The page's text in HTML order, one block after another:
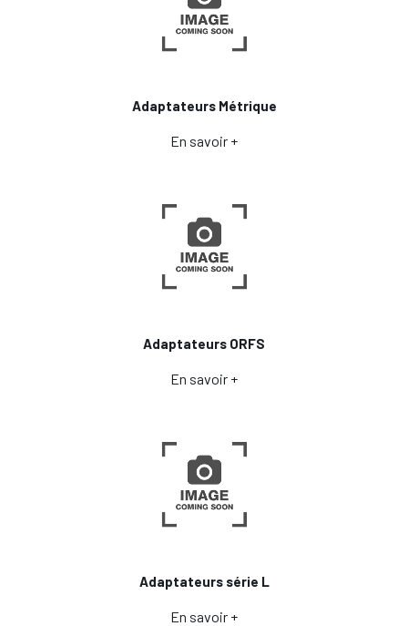
Adaptateurs Métrique
En savoir +
Adaptateurs ORFS
En savoir +
Adaptateurs série L
En savoir +